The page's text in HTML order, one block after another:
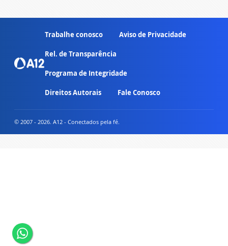
Trabalhe conosco Aviso de Privacidade
Rel. de Transparência
Programa de Integridade
Direitos Autorais Fale Conosco
© 2007 - 2026. A12 - Conectados pela fé.